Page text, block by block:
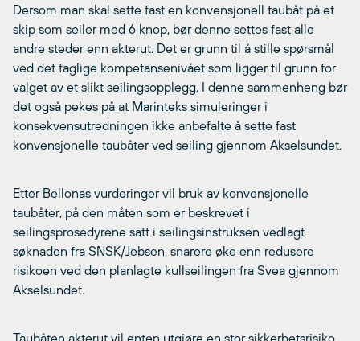
Dersom man skal sette fast en konvensjonell taubåt på et
skip som seiler med 6 knop, bør denne settes fast alle
andre steder enn akterut. Det er grunn til å stille spørsmål
ved det faglige kompetansenivået som ligger til grunn for
valget av et slikt seilingsopplegg. I denne sammenheng bør
det også pekes på at Marinteks simuleringer i
konsekvensutredningen ikke anbefalte å sette fast
konvensjonelle taubåter ved seiling gjennom Akselsundet.
Etter Bellonas vurderinger vil bruk av konvensjonelle
taubåter, på den måten som er beskrevet i
seilingsprosedyrene satt i seilingsinstruksen vedlagt
søknaden fra SNSK/Jebsen, snarere øke enn redusere
risikoen ved den planlagte kullseilingen fra Svea gjennom
Akselsundet.
Taubåten akterut vil enten utgjøre en stor sikkerhetsrisiko